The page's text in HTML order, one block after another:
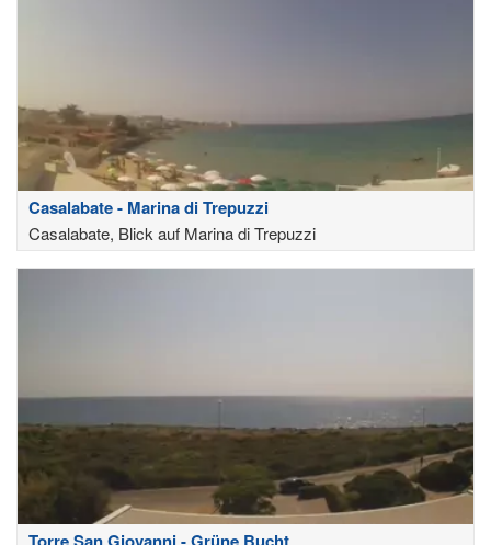
Casalabate - Marina di Trepuzzi
Casalabate, Blick auf Marina di Trepuzzi